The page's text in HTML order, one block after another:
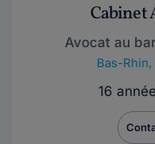
Cabinet
Avocat au
Bas-Rhin,
16